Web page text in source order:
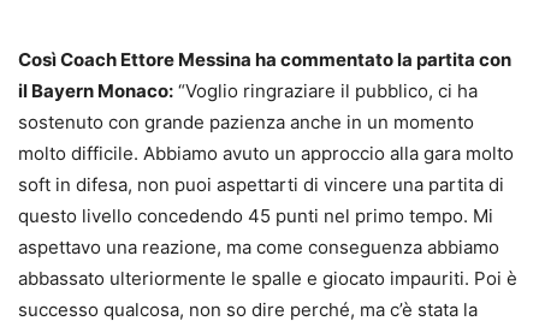
Così Coach Ettore Messina ha commentato la partita con
il Bayern Monaco: “Voglio ringraziare il pubblico, ci ha
sostenuto con grande pazienza anche in un momento
molto difficile. Abbiamo avuto un approccio alla gara molto
soft in difesa, non puoi aspettarti di vincere una partita di
questo livello concedendo 45 punti nel primo tempo. Mi
aspettavo una reazione, ma come conseguenza abbiamo
abbassato ulteriormente le spalle e giocato impauriti. Poi è
successo qualcosa, non so dire perché, ma c’è stata la